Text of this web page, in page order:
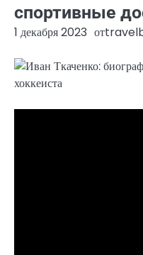
спортивные
1 декабря 2023 от